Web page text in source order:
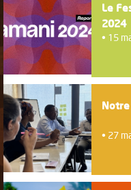
Le
2024
15
27